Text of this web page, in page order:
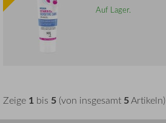
Auf Lager.
Zeige 1 bis 5 (von insgesamt 5Artikeln)